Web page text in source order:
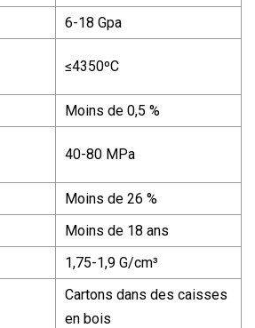
6-18 Gpa
≤4350ºC
Moins de 0,5 %
40-80 MPa
Moins de 26 %
Moins de 18 ans
1,75-1,9 G/cm³
Cartons dans des caisses
en bois